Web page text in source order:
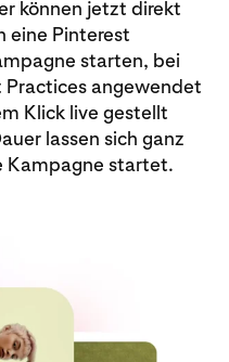
können jetzt direkt
eine Pinterest
starten, bei
angewendet
Klick live gestellt
lassen sich ganz
Kampagne startet.